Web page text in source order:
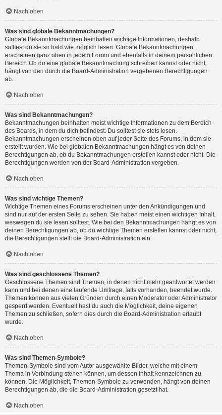
Nach oben
Was sind globale Bekanntmachungen?
Globale Bekanntmachungen beinhalten wichtige Informationen, deshalb
solltest du sie so bald wie möglich lesen. Globale Bekanntmachungen
erscheinen ganz oben in jedem Forum und ebenfalls in deinem persönlichen
Bereich. Ob du eine globale Bekanntmachung schreiben kannst oder nicht,
hängt von den durch die Board-Administration vergebenen Berechtigungen
ab.
Nach oben
Was sind Bekanntmachungen?
Bekanntmachungen beinhalten meist wichtige Informationen zu dem Bereich
des Boards, in dem du dich befindest. Du solltest sie stets lesen.
Bekanntmachungen erscheinen oben auf jeder Seite des Forums, in dem sie
erstellt wurden. Wie bei globalen Bekanntmachungen hängt es von deinen
Berechtigungen ab, ob du Bekanntmachungen erstellen kannst oder nicht. Die
Berechtigungen werden von der Board-Administration vergeben.
Nach oben
Was sind wichtige Themen?
Wichtige Themen eines Forums erscheinen unter den Ankündigungen und
sind nur auf der ersten Seite zu sehen. Sie haben meist einen wichtigen Inhalt,
weswegen du sie lesen solltest. Wie bei den Bekanntmachungen hängt es von
deinen Berechtigungen ab, ob du wichtige Themen erstellen kannst oder nicht;
die Berechtigungen stellt die Board-Administration ein.
Nach oben
Was sind geschlossene Themen?
Geschlossene Themen sind Themen, in denen nicht mehr geantwortet werden
kann und bei denen eine laufende Umfrage, falls vorhanden, beendet wurde.
Themen können aus vielen Gründen durch einen Moderator oder Administrator
gesperrt werden. Eventuell hast du auch die Möglichkeit, deine eigenen
Themen zu schließen, sofern dies durch die Board-Administration erlaubt
wurde.
Nach oben
Was sind Themen-Symbole?
Themen-Symbole sind vom Autor ausgewählte Bilder, welche mit einem
Thema in Verbindung stehen können, um dessen Inhalt kennzeichnen zu
können. Die Möglichkeit, Themen-Symbole zu verwenden, hängt von deinen
Berechtigungen ab, die die Board-Administration gesetzt hat.
Nach oben